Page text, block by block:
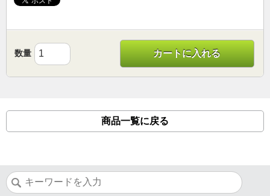
数量 カートに入れる
商品一覧に戻る